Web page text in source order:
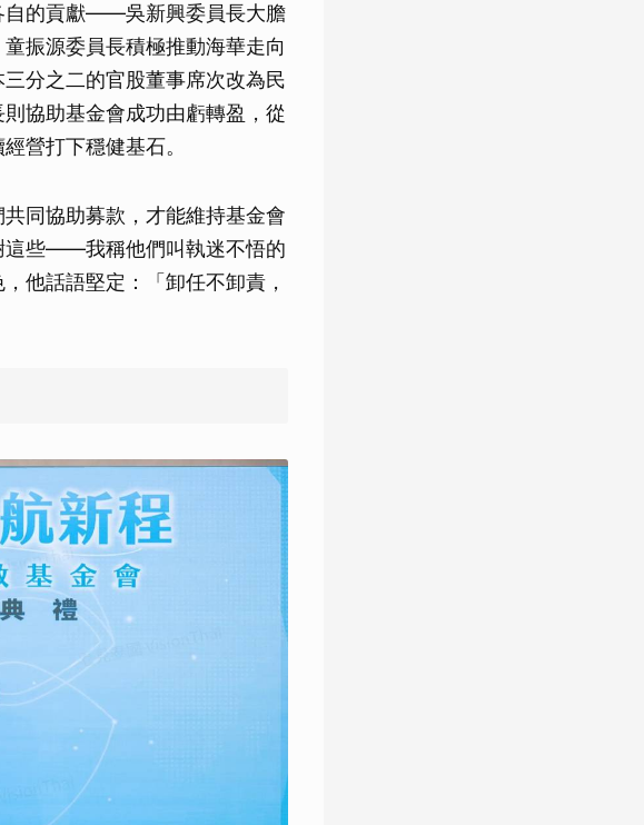
自的貢獻——吳新興委員長大膽
振源委員長積極推動海華走向
分之二的官股董事席次改為民
協助基金會成功由虧轉盈，從
營打下穩健基石。
同協助募款，才能維持基金會
這些——我稱他們叫執迷不悟的
他話語堅定：「卸任不卸責，